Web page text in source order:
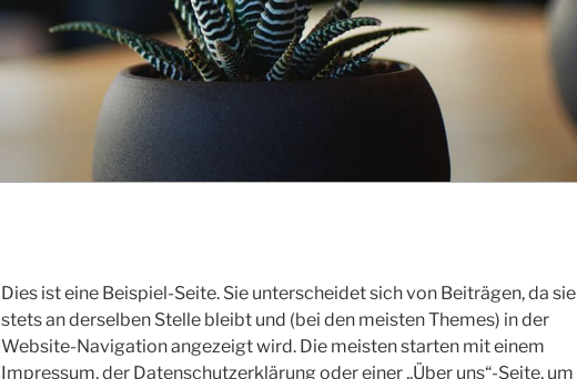
Dies ist eine Beispiel-Seite. Sie unterscheidet sich von Beiträgen, da sie
stets an derselben Stelle bleibt und (bei den meisten Themes) in der
Website-Navigation angezeigt wird. Die meisten starten mit einem
Impressum, der Datenschutzerklärung oder einer „Über uns“-Seite, um